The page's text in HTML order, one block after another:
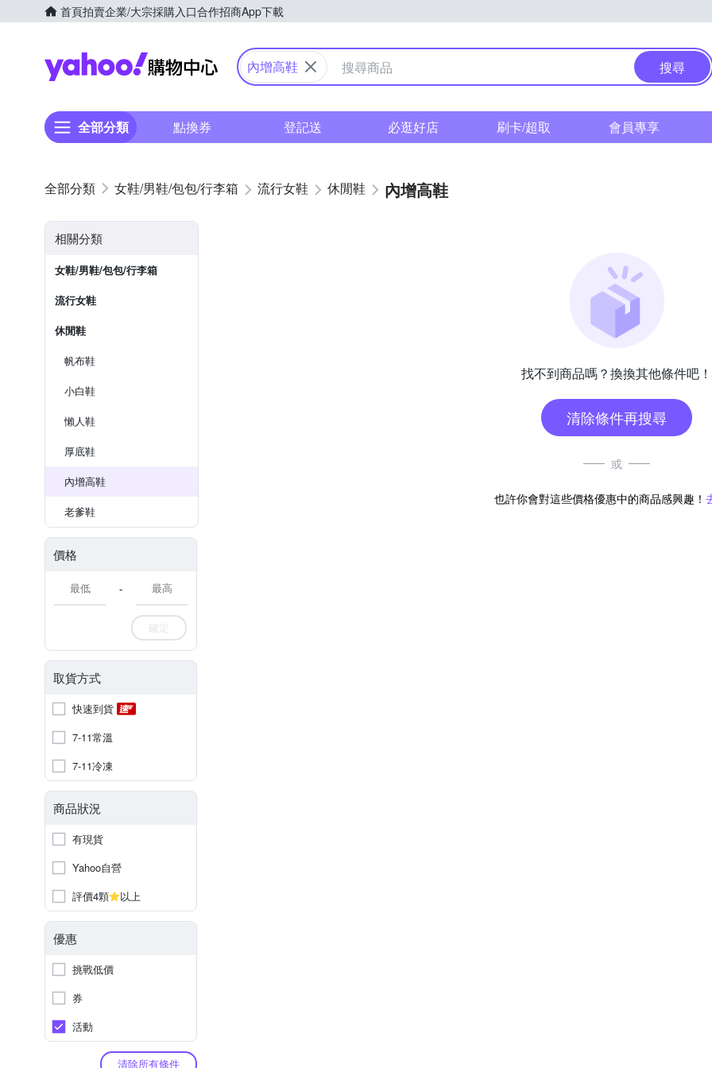
首頁拍賣企業/大宗採購入口合作招商App下載
Yahoo購物中心
內增高鞋 搜尋
全部分類 點換券 登記送 必逛好店 刷卡/超取 會員專享
女鞋/男鞋/包包/行李箱 流行女鞋 休閒鞋 內增高鞋
相關分類
女鞋/男鞋/包包/行李箱
流行女鞋
休閒鞋
帆布鞋
小白鞋
懶人鞋
厚底鞋
內增高鞋
老爹鞋
價格
-
確定
取貨方式
快速到貨
7-11常溫
7-11冷凍
商品狀況
有現貨
Yahoo自營
評價4顆
以上
優惠
挑戰低價
券
活動
清除所有條件
找不到商品嗎？換換其他條件吧！
清除條件再搜尋
或
也許你會對這些價格優惠中的商品感興趣！